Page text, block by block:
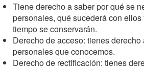
Tiene derecho a saber por qué se
personales, qué sucederá con
tiempo se conservarán.
Derecho de acceso: tienes
personales que conocemos.
Derecho de rectificación: tienes